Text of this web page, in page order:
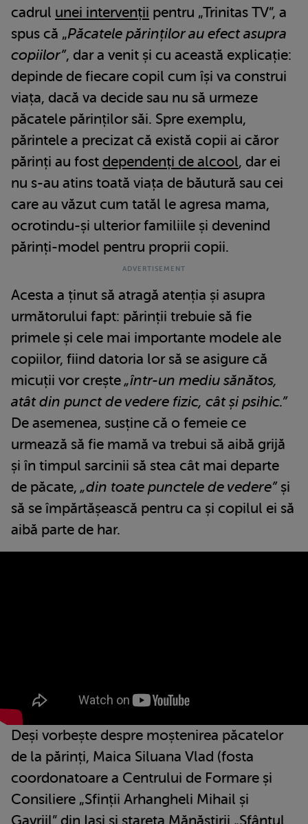
cadrul unei intervenții pentru „Trinitas TV”, a
spus că „Păcatele părinților au efect asupra
copiilor”, dar a venit și cu această explicație:
depinde de fiecare copil cum își va construi
viața, dacă va decide sau nu să urmeze
păcatele părinților săi. Spre exemplu,
părintele a precizat că există copii ai căror
părinți au fost dependenți de alcool, dar ei
nu s-au atins toată viața de băutură sau cei
care au văzut cum tatăl le agresa mama,
ocrotindu-și ulterior familiile și devenind
părinți-model pentru proprii copii.
Acesta a ținut să atragă atenția și asupra
următorului fapt: părinții trebuie să fie
primele și cele mai importante modele ale
copiilor, fiind datoria lor să se asigure că
micuții vor crește „într-un mediu sănătos,
atât din punct de vedere fizic, cât și psihic.”
De asemenea, susține că o femeie ce
urmează să fie mamă va trebui să aibă grijă
și în timpul sarcinii să stea cât mai departe
de păcate, „din toate punctele de vedere”și
să se împărtășească pentru ca și copilul ei să
aibă parte de har.
Deși vorbește despre moștenirea păcatelor
de la părinți, Maica Siluana Vlad (fosta
coordonatoare a Centrului de Formare și
Consiliere „Sfinții Arhangheli Mihail și
Gavriil” din Iași și stareța Mănăstirii „Sfântul